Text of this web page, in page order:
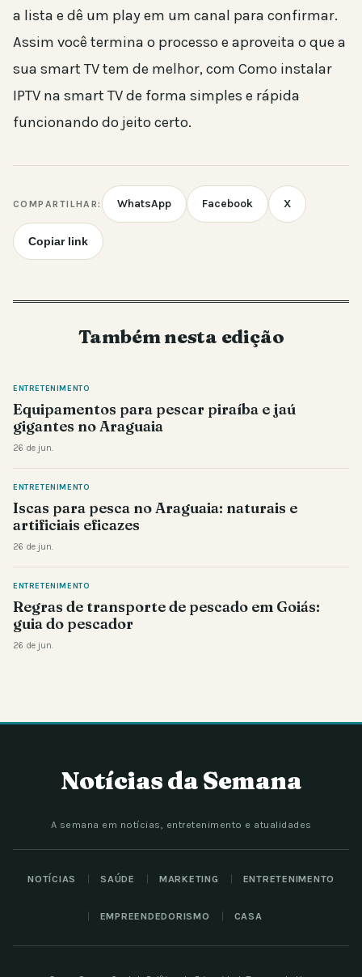
a lista e dê um play em um canal para confirmar.
Assim você termina o processo e aproveita o que a
sua smart TV tem de melhor, com Como instalar
IPTV na smart TV de forma simples e rápida
funcionando do jeito certo.
COMPARTILHAR: WhatsApp Facebook X
Copiar link
Também nesta edição
ENTRETENIMENTO
Equipamentos para pescar piraíba e jaú
gigantes no Araguaia
26 de jun.
ENTRETENIMENTO
Iscas para pesca no Araguaia: naturais e
artificiais eficazes
26 de jun.
ENTRETENIMENTO
Regras de transporte de pescado em Goiás:
guia do pescador
26 de jun.
Notícias da Semana
A semana em notícias, entretenimento e atualidades
NOTÍCIAS SAÚDE MARKETING ENTRETENIMENTO
EMPREENDEDORISMO CASA